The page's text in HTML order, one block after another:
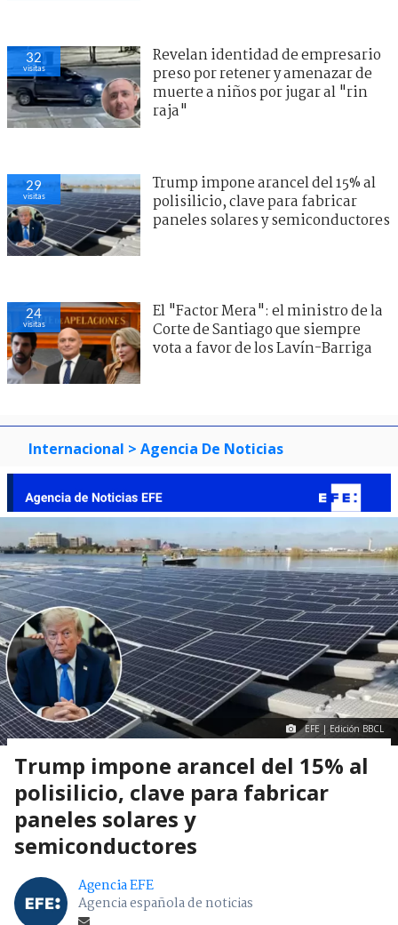
32
visitas
Revelan identidad de empresario
preso por retener y amenazar de
muerte a niños por jugar al "rin
raja"
29
visitas
Trump impone arancel del 15% al
polisilicio, clave para fabricar
paneles solares y semiconductores
24
visitas
El "Factor Mera": el ministro de la
Corte de Santiago que siempre
vota a favor de los Lavín-Barriga
Internacional > Agencia De Noticias
EFE | Edición BBCL
Trump impone arancel del 15% al
polisilicio, clave para fabricar
paneles solares y
semiconductores
Agencia EFE
Agencia española de noticias